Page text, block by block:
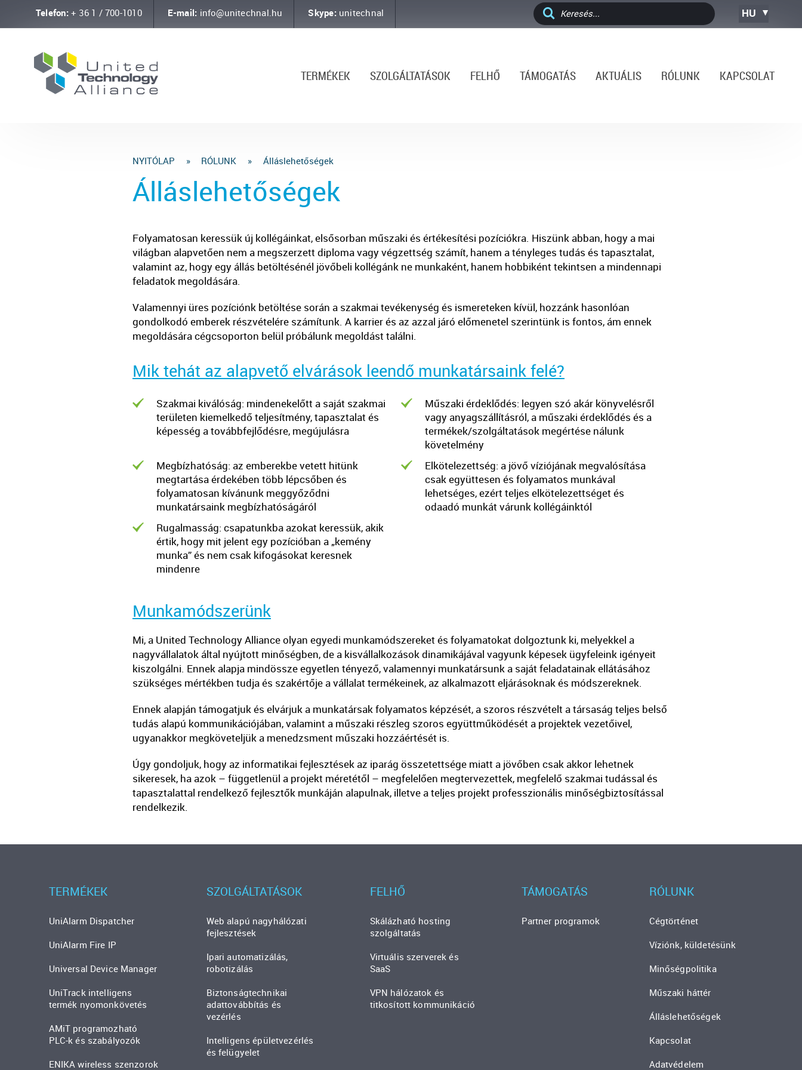
Telefon:+ 36 1 / 700-1010 E-mail: info@unitechnal.hu Skype: unitechnal HU
TERMÉKEK SZOLGÁLTATÁSOK FELHŐ TÁMOGATÁS AKTUÁLIS RÓLUNK KAPCSOLAT
NYITÓLAP » RÓLUNK » Álláslehetőségek
Álláslehetőségek
Folyamatosan keressük új kollégáinkat, elsősorban műszaki és értékesítési pozíciókra. Hiszünk abban, hogy a mai
világban alapvetően nem a megszerzett diploma vagy végzettség számít, hanem a tényleges tudás és tapasztalat,
valamint az, hogy egy állás betöltésénél jövőbeli kollégánk ne munkaként, hanem hobbiként tekintsen a mindennapi
feladatok megoldására.
Valamennyi üres pozíciónk betöltése során a szakmai tevékenység és ismereteken kívül, hozzánk hasonlóan
gondolkodó emberek részvételére számítunk. A karrier és az azzal járó előmenetel szerintünk is fontos, ám ennek
megoldására cégcsoporton belül próbálunk megoldást találni.
Mik tehát az alapvető elvárások leendő munkatársaink felé?
Szakmai kiválóság: mindenekelőtt a saját szakmai
területen kiemelkedő teljesítmény, tapasztalat és
képesség a továbbfejlődésre, megújulásra
Műszaki érdeklődés: legyen szó akár könyvelésről
vagy anyagszállításról, a műszaki érdeklődés és a
termékek/szolgáltatások megértése nálunk
követelmény
Megbízhatóság: az emberekbe vetett hitünk
megtartása érdekében több lépcsőben és
folyamatosan kívánunk meggyőződni
munkatársaink megbízhatóságáról
Elkötelezettség: a jövő víziójának megvalósítása
csak együttesen és folyamatos munkával
lehetséges, ezért teljes elkötelezettséget és
odaadó munkát várunk kollégáinktól
Rugalmasság: csapatunkba azokat keressük, akik
értik, hogy mit jelent egy pozícióban a „kemény
munka” és nem csak kifogásokat keresnek
mindenre
Munkamódszerünk
Mi, a United Technology Alliance olyan egyedi munkamódszereket és folyamatokat dolgoztunk ki, melyekkel a
nagyvállalatok által nyújtott minőségben, de a kisvállalkozások dinamikájával vagyunk képesek ügyfeleink igényeit
kiszolgálni. Ennek alapja mindössze egyetlen tényező, valamennyi munkatársunk a saját feladatainak ellátásához
szükséges mértékben tudja és szakértője a vállalat termékeinek, az alkalmazott eljárásoknak és módszereknek.
Ennek alapján támogatjuk és elvárjuk a munkatársak folyamatos képzését, a szoros részvételt a társaság teljes belső
tudás alapú kommunikációjában, valamint a műszaki részleg szoros együttműködését a projektek vezetőivel,
ugyanakkor megköveteljük a menedzsment műszaki hozzáértését is.
Úgy gondoljuk, hogy az informatikai fejlesztések az iparág összetettsége miatt a jövőben csak akkor lehetnek
sikeresek, ha azok – függetlenül a projekt méretétől – megfelelően megtervezettek, megfelelő szakmai tudással és
tapasztalattal rendelkező fejlesztők munkáján alapulnak, illetve a teljes projekt professzionális minőségbiztosítással
rendelkezik.
TERMÉKEK
UniAlarm Dispatcher
UniAlarm Fire IP
Universal Device Manager
UniTrack intelligens
termék nyomonkövetés
AMiT programozható
PLC-k és szabályozók
ENIKA wireless szenzorok
SZOLGÁLTATÁSOK
Web alapú nagyhálózati
fejlesztések
Ipari automatizálás,
robotizálás
Biztonságtechnikai
adattovábbítás és
vezérlés
Intelligens épületvezérlés
és felügyelet
FELHŐ
Skálázható hosting
szolgáltatás
Virtuális szerverek és
SaaS
VPN hálózatok és
titkosított kommunikáció
TÁMOGATÁS
Partner programok
RÓLUNK
Cégtörténet
Víziónk, küldetésünk
Minőségpolitika
Műszaki háttér
Álláslehetőségek
Kapcsolat
Adatvédelem